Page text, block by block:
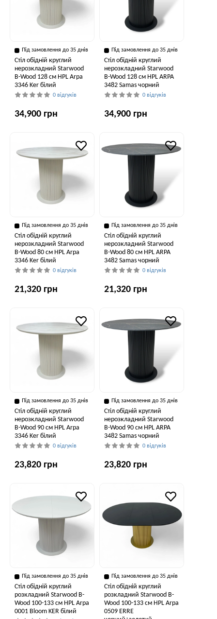
Під замовлення до 35 днів
Стіл обідній круглий
нерозкладний Starwood
B-Wood 128 см HPL Arpa
3346 Ker білий
0 відгуків
34,900 грн
Під замовлення до 35 днів
Стіл обідній круглий
нерозкладний Starwood
B-Wood 128 см HPL ARPA
3482 Samas чорний
0 відгуків
34,900 грн
Під замовлення до 35 днів
Стіл обідній круглий
нерозкладний Starwood
B-Wood 80 см HPL Arpa
3346 Ker білий
0 відгуків
21,320 грн
Під замовлення до 35 днів
Стіл обідній круглий
нерозкладний Starwood
B-Wood 80 см HPL ARPA
3482 Samas чорний
0 відгуків
21,320 грн
Під замовлення до 35 днів
Стіл обідній круглий
нерозкладний Starwood
B-Wood 90 см HPL Arpa
3346 Ker білий
0 відгуків
23,820 грн
Під замовлення до 35 днів
Стіл обідній круглий
нерозкладний Starwood
B-Wood 90 см HPL ARPA
3482 Samas чорний
0 відгуків
23,820 грн
Під замовлення до 35 днів
Стіл обідній круглий
розкладний Starwood B-
Wood 100-133 см HPL Arpa
0001 Bloom KER білий
Під замовлення до 35 днів
Стіл обідній круглий
розкладний Starwood B-
Wood 100-133 см HPL Arpa
0509 ERRE